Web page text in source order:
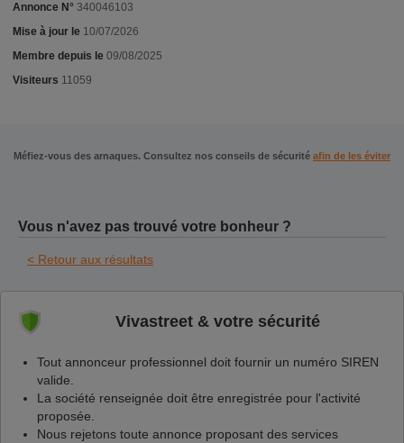
Annonce N° 340046103
Mise à jour le 10/07/2026
Membre depuis le 09/08/2025
Visiteurs 11059
Méfiez-vous des arnaques. Consultez nos conseils de sécurité afin de les éviter
Vous n'avez pas trouvé votre bonheur ?
< Retour aux résultats
Vivastreet & votre sécurité
Tout annonceur professionnel doit fournir un numéro SIREN
valide.
La société renseignée doit être enregistrée pour l'activité
proposée.
Nous rejetons toute annonce proposant des services